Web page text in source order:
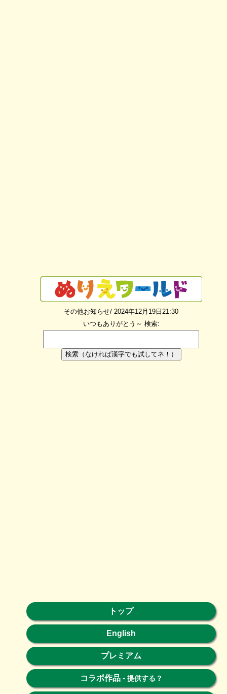
その他お知らせ/ 2024年12月19日21:30
いつもありがとう～ 検索:
検索（なければ漢字でも試してネ！）
トップ
English
プレミアム
コラボ作品- 提供する？